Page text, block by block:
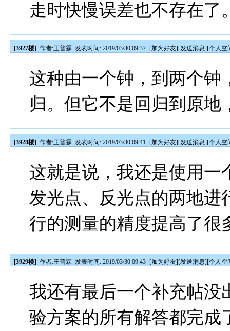
走时快慢误差也不存在了
[3927楼] 作者:王普霖 发表时间: 2019/03/30 09:37 [加为好友][发送消息][个人空
这种由一个钟，到两个钟
归。但它不是回归到原
[3928楼] 作者:王普霖 发表时间: 2019/03/30 09:41 [加为好友][发送消息][个人空
这就是说，我还是使用一
发光点、反光点的两地进
行的测量的精度提高了很
[3929楼] 作者:王普霖 发表时间: 2019/03/30 09:43 [加为好友][发送消息][个人空
我还有最后一个补充帖没
验方案的所有解答都完成